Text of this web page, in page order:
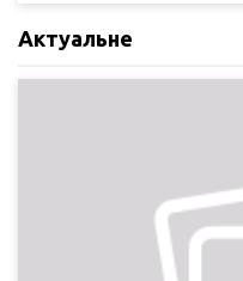
Актуальне